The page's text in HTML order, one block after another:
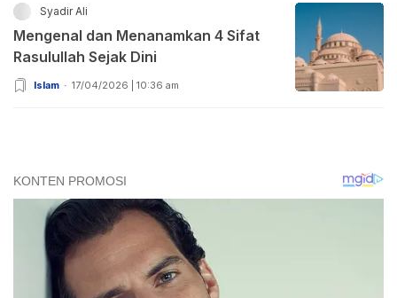
Syadir Ali
Mengenal dan Menanamkan 4 Sifat
Rasulullah Sejak Dini
Islam 17/04/2026 | 10:36 am